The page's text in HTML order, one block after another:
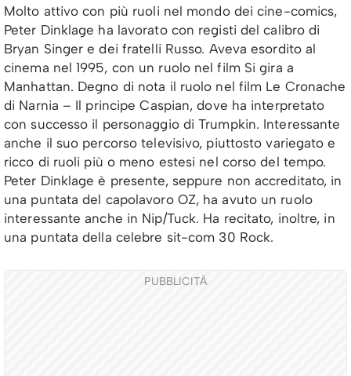
Molto attivo con più ruoli nel mondo dei cine-comics,
Peter Dinklage ha lavorato con registi del calibro di
Bryan Singer e dei fratelli Russo. Aveva esordito al
cinema nel 1995, con un ruolo nel film Si gira a
Manhattan. Degno di nota il ruolo nel film Le Cronache
di Narnia – Il principe Caspian, dove ha interpretato
con successo il personaggio di Trumpkin. Interessante
anche il suo percorso televisivo, piuttosto variegato e
ricco di ruoli più o meno estesi nel corso del tempo.
Peter Dinklage è presente, seppure non accreditato, in
una puntata del capolavoro OZ, ha avuto un ruolo
interessante anche in Nip/Tuck. Ha recitato, inoltre, in
una puntata della celebre sit-com 30 Rock.
PUBBLICITÀ